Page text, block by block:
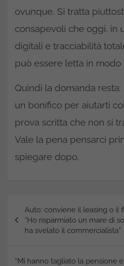
ovunque. Si tratta
consapevoli che oggi, in
digitali e tracciabilità
può essere letta in modo
Quindi la domanda
un bonifico per aiutarti
prova scritta che non si
Vale la pena pensarci
spiegare dopo.
articoli
Auto: conviene il leasing o il
“Ho risparmiato un mare di
ha svelato il commercialista”
“Mi hanno tagliato la pensione